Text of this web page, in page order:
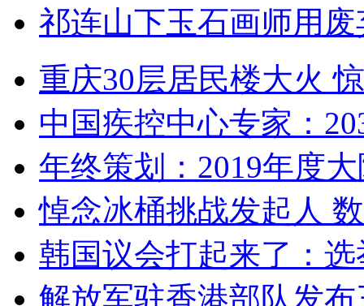
祁连山下玉石画师用
重庆30层居民楼大火
中国疾控中心专家：
年终策划：2019年度
悼念冰桶挑战发起人
韩国议会打起来了：
解放军驻香港部队发